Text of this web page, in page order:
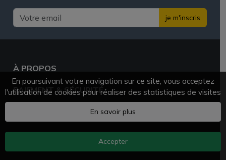
je m'inscris
À PROPOS
PAIEMENT & SÉCURITÉ
© 2025 - 2026 Tous droits réservés
En poursuivant votre navigation sur ce site, vous acceptez
l'utilisation de cookies pour réaliser des statistiques de visites
En savoir plus
Accepter